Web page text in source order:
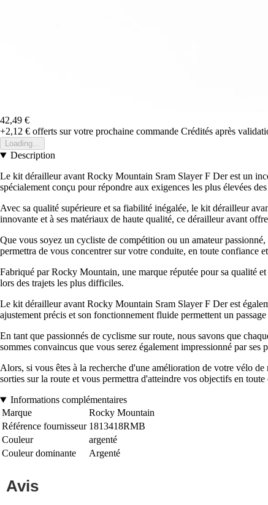
42,49 €
+2,12 € offerts sur votre prochaine commande Crédités après
Loading...
Description
Le kit dérailleur avant Rocky Mountain Sram Slayer F Der est un
spécialement conçu pour répondre aux exigences les plus élevées
Avec sa qualité supérieure et sa fiabilité inégalée, le kit dérailleur
innovante et à ses matériaux de haute qualité, ce dérailleur avant
Que vous soyez un cycliste de compétition ou un amateur
permettra de vous concentrer sur votre conduite, en toute confiance
Fabriqué par Rocky Mountain, une marque réputée pour sa qualité
lors des trajets les plus difficiles.
Le kit dérailleur avant Rocky Mountain Sram Slayer F Der est
ajustement précis et son fonctionnement fluide permettent un
En tant que passionnés de cyclisme sur route, nous savons que
sommes convaincus que vous serez également impressionné par ses
Alors, si vous êtes à la recherche d'une amélioration de votre vélo
sorties sur la route et vous permettra d'atteindre vos objectifs en
Informations complémentaires
Marque
Rocky Mountain
Référence fournisseur 1813418RMB
Couleur
argenté
Couleur dominante
Argenté